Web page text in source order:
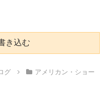
き込む
グ
アメリカン・ショー